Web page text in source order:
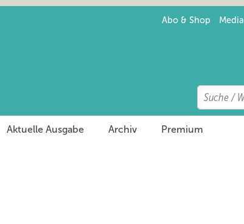
Abo & Shop Media
Search
Suchen
Aktuelle Ausgabe Archiv Premium